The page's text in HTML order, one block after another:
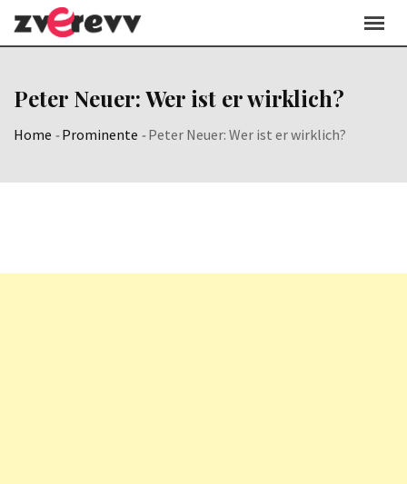
Skip
Peter Neuer: Wer ist er wirklich?
Home -Prominente -Peter Neuer: Wer ist er wirklich?